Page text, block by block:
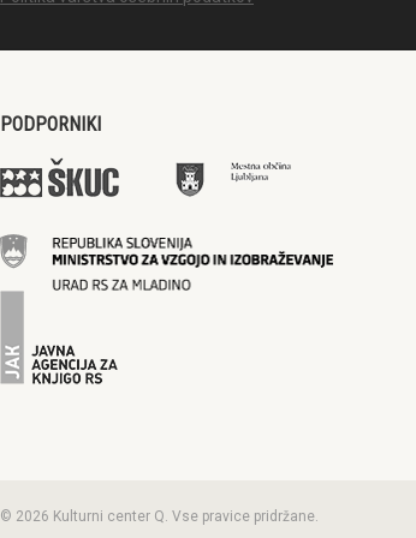
PODPORNIKI
© 2026 Kulturni center Q. Vse pravice pridržane.